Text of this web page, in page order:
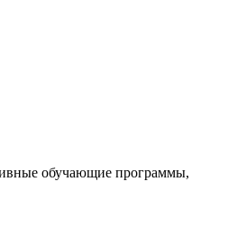
обучающие программы,